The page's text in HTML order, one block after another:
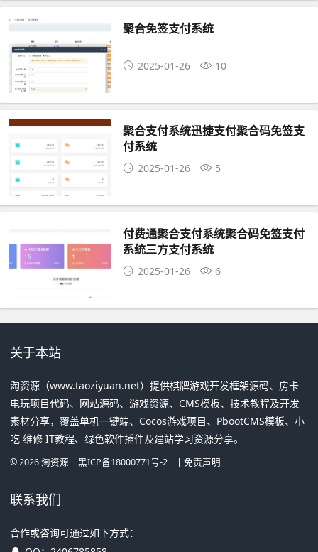
聚合免签支付系统
2025-01-26 10
聚合支付系统迅捷支付聚合码免签支
付系统
2025-01-26 5
付费通聚合支付系统聚合码免签支付
系统三方支付系统
2025-01-26 6
关于本站
淘资源（www.taoziyuan.net）提供棋牌游戏开发框架源码、房卡
电玩项目代码、网站源码、游戏资源、CMS模板、技术教程及开发
素材分享，覆盖单机一键端、Cocos游戏项目、PbootCMS模板、小
吃 维修 IT教程、绿色软件插件及建站学习资源分享。
©2026淘资源 黑ICP备18000771号-2| | 免责声明
联系我们
合作或咨询可通过如下方式：